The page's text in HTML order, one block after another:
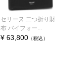
セリーヌ 二つ折り財
布 バイフォー...
¥ 63,800 （税込）